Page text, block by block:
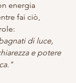
energia
fai ciò,
di luce,
e potere